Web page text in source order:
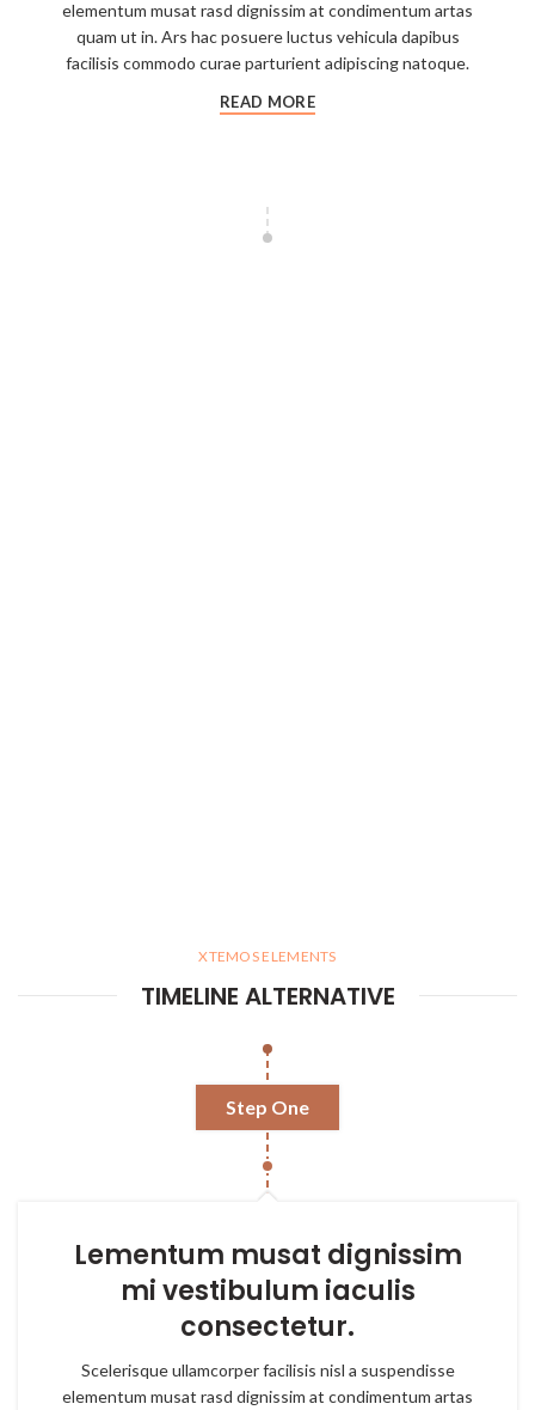
elementum musat rasd dignissim at condimentum artas
quam ut in. Ars hac posuere luctus vehicula dapibus
facilisis commodo curae parturient adipiscing natoque.
READ MORE
XTEMOS ELEMENTS
TIMELINE ALTERNATIVE
Step One
Lementum musat dignissim
mi vestibulum iaculis
consectetur.
Scelerisque ullamcorper facilisis nisl a suspendisse
elementum musat rasd dignissim at condimentum artas